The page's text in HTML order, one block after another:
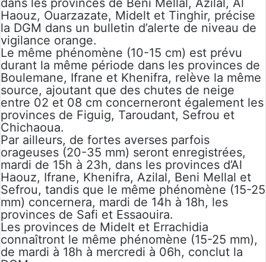
dans les provinces de Beni Mellal, Azilal, Al
Haouz, Ouarzazate, Midelt et Tinghir, précise
la DGM dans un bulletin d’alerte de niveau de
vigilance orange.
Le même phénomène (10-15 cm) est prévu
durant la même période dans les provinces de
Boulemane, Ifrane et Khenifra, relève la même
source, ajoutant que des chutes de neige
entre 02 et 08 cm concerneront également les
provinces de Figuig, Taroudant, Sefrou et
Chichaoua.
Par ailleurs, de fortes averses parfois
orageuses (20-35 mm) seront enregistrées,
mardi de 15h à 23h, dans les provinces d’Al
Haouz, Ifrane, Khenifra, Azilal, Beni Mellal et
Sefrou, tandis que le même phénomène (15-25
mm) concernera, mardi de 14h à 18h, les
provinces de Safi et Essaouira.
Les provinces de Midelt et Errachidia
connaîtront le même phénomène (15-25 mm),
de mardi à 18h à mercredi à 06h, conclut la